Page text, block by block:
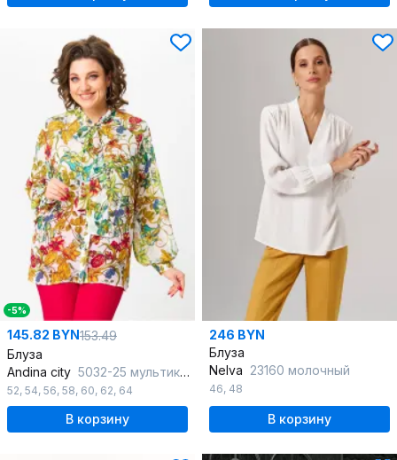
-5%
145.82 BYN153.49
Блуза
Andina city 5032-25 мультиколор
52, 54, 56, 58, 60, 62, 64
В корзину
246 BYN
Блуза
Nelva 23160 молочный
46, 48
В корзину